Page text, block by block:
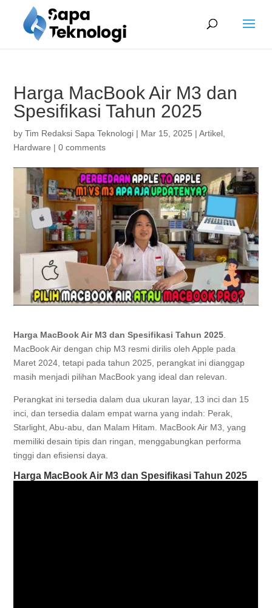
Harga MacBook Air M3 dan
Spesifikasi Tahun 2025
byTim Redaksi Sapa Teknologi | Mar 15, 2025 |Artikel
Hardware |0 comments
Harga MacBook Air M3 dan Spesifikasi Tahun 2025
MacBook Air dengan chip M3 resmi dirilis oleh Apple pada
Maret 2024, tetapi pada tahun 2025, perangkat ini dianggap
masih menjadi pilihan MacBook yang ideal dan relevan.
Perangkat ini tersedia dalam dua ukuran layar, 13 inci dan 15
inci, dan tersedia dalam empat warna yang indah: Perak,
Starlight, Abu-abu, dan Malam Hitam. MacBook Air M3, yang
memiliki desain tipis dan ringan, menggabungkan performa
tinggi dan efisiensi daya.
Harga MacBook Air M3 dan Spesifikasi Tahun 2025